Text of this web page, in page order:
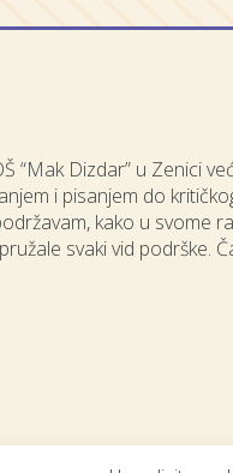
“Mak Dizdar” u Zenici
i pisanjem do
kako u svome
svaki vid podrške.